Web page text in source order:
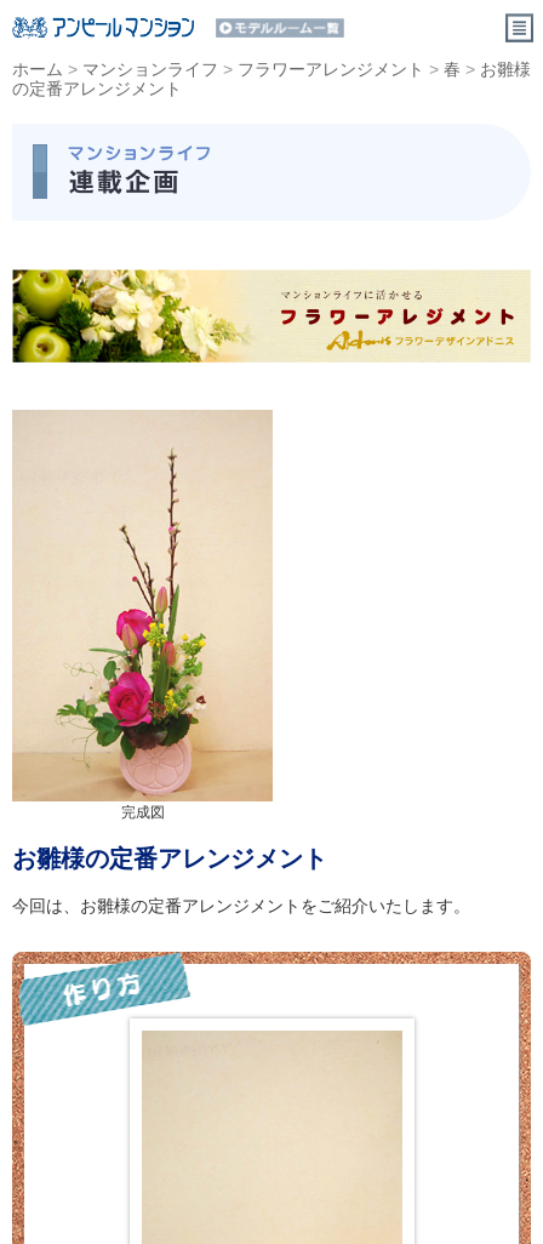
ホーム > マンションライフ > フラワーアレンジメント > 春 > お雛様
の定番アレンジメント
完成図
お雛様の定番アレンジメント
今回は、お雛様の定番アレンジメントをご紹介いたします。